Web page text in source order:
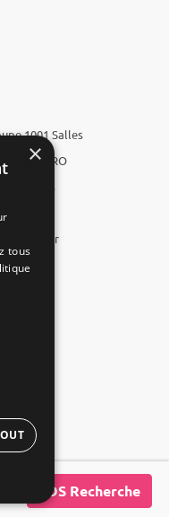
SOS Recherche
1001 Salles
Salles PRO
Traiteurs
Artistes
×
tous